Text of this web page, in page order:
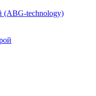
(ABG-technology)